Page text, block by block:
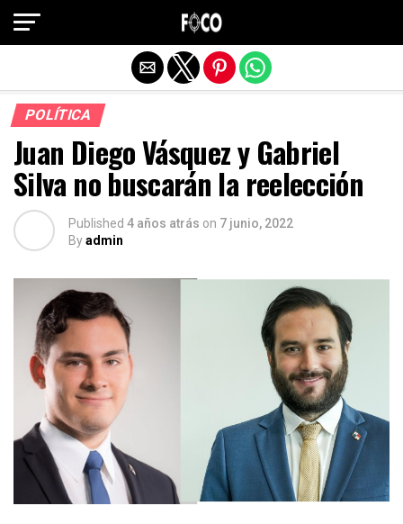
POLÍTICA
Juan Diego Vásquez y Gabriel
Silva no buscarán la reelección
Published 4 años atrás on 7 junio, 2022
Byadmin
Salir de la versión móvil